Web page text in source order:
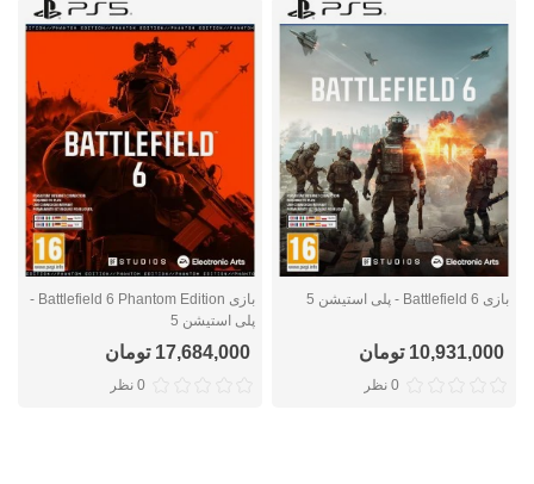
بازی Battlefield 6 - پلی استیشن 5
10,931,000 تومان
0 نظر
بازی Battlefield 6 Phantom Edition -
پلی استیشن 5
17,684,000 تومان
0 نظر